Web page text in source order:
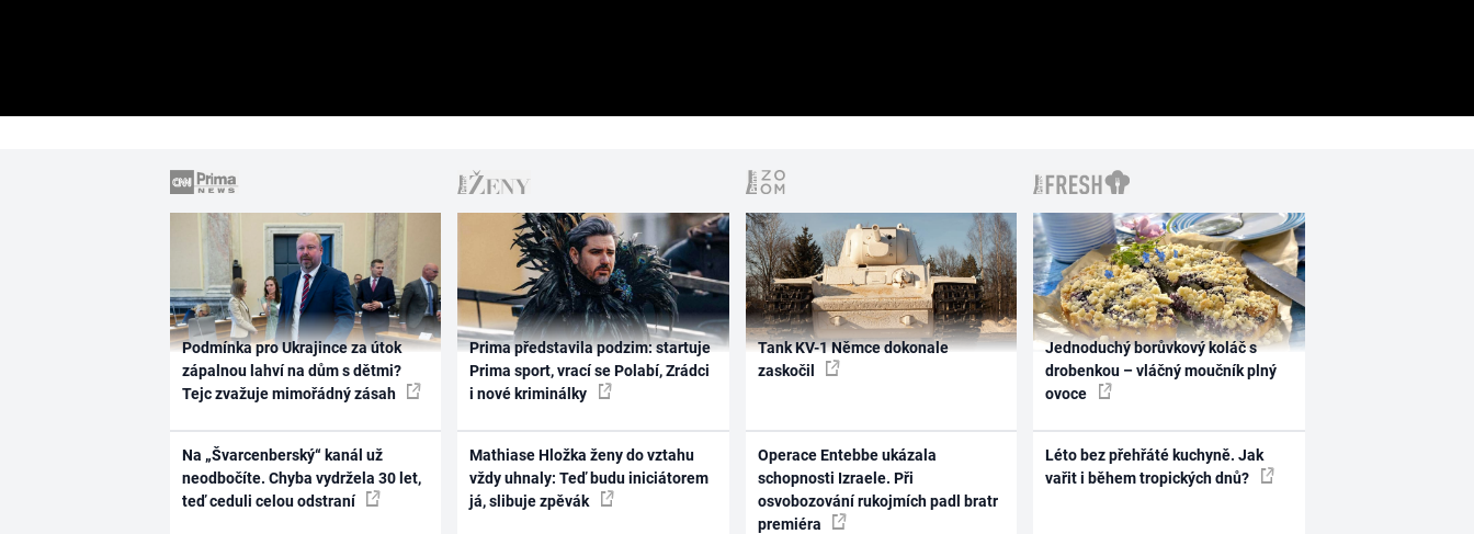
Podmínka pro Ukrajince za útok
zápalnou lahví na dům s dětmi?
Tejc zvažuje mimořádný zásah
Na „Švarcenberský“ kanál už
neodbočíte. Chyba vydržela 30 let,
teď ceduli celou odstraní
Prima představila podzim: startuje
Prima sport, vrací se Polabí, Zrádci
i nové kriminálky
Mathiase Hložka ženy do vztahu
vždy uhnaly: Teď budu iniciátorem
já, slibuje zpěvák
Tank KV-1 Němce dokonale
zaskočil
Operace Entebbe ukázala
schopnosti Izraele. Při
osvobozování rukojmích padl bratr
premiéra
Jednoduchý borůvkový koláč s
drobenkou – vláčný moučník plný
ovoce
Léto bez přehřáté kuchyně. Jak
vařit i během tropických dnů?